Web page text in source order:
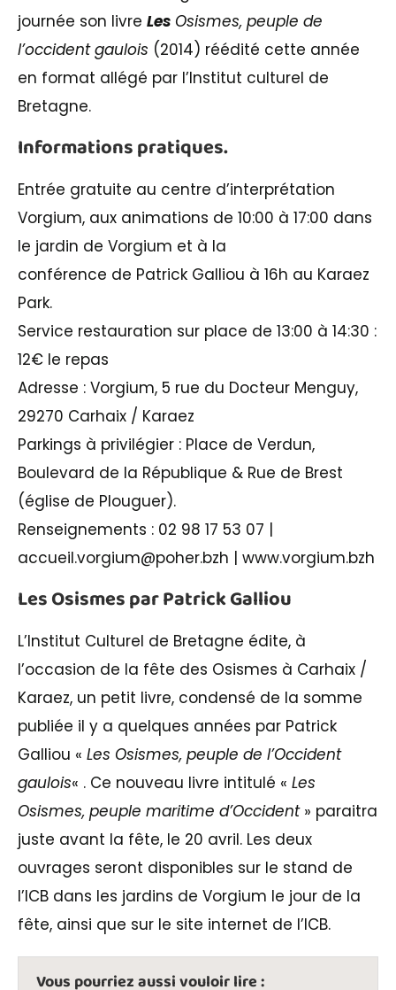
journée son livre Les Osismes, peuple de
l’occident gaulois (2014) réédité cette année
en format allégé par l’Institut culturel de
Bretagne.
Informations pratiques.
Entrée gratuite au centre d’interprétation
Vorgium, aux animations de 10:00 à 17:00 dans
le jardin de Vorgium et à la
conférence de Patrick Galliou à 16h au Karaez
Park.
Service restauration sur place de 13:00 à 14:30 :
12€ le repas
Adresse : Vorgium, 5 rue du Docteur Menguy,
29270 Carhaix / Karaez
Parkings à privilégier : Place de Verdun,
Boulevard de la République & Rue de Brest
(église de Plouguer).
Renseignements : 02 98 17 53 07 |
accueil.vorgium@poher.bzh | www.vorgium.bzh
Les Osismes par Patrick Galliou
L’Institut Culturel de Bretagne édite, à
l’occasion de la fête des Osismes à Carhaix /
Karaez, un petit livre, condensé de la somme
publiée il y a quelques années par Patrick
Galliou « Les Osismes, peuple de l’Occident
gaulois« . Ce nouveau livre intitulé « Les
Osismes, peuple maritime d’Occident» paraitra
juste avant la fête, le 20 avril. Les deux
ouvrages seront disponibles sur le stand de
l’ICB dans les jardins de Vorgium le jour de la
fête, ainsi que sur le site internet de l’ICB.
Vous pourriez aussi vouloir lire :